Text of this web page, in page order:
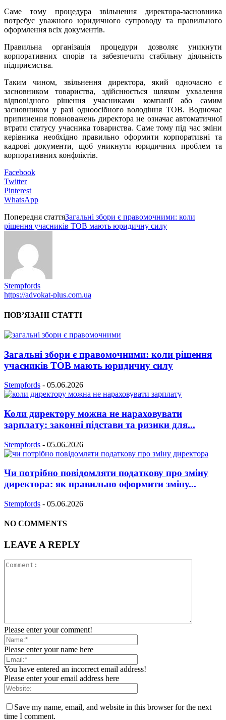
Саме тому процедура звільнення директора-засновника
потребує уважного юридичного супроводу та правильного
оформлення всіх документів.
Правильна організація процедури дозволяє уникнути
корпоративних спорів та забезпечити стабільну діяльність
підприємства.
Таким чином, звільнення директора, який одночасно є
засновником товариства, здійснюється шляхом ухвалення
відповідного рішення учасниками компанії або самим
засновником у разі одноосібного володіння ТОВ. Водночас
припинення повноважень директора не означає автоматичної
втрати статусу учасника товариства. Саме тому під час зміни
керівника необхідно правильно оформити корпоративні та
кадрові документи, щоб уникнути юридичних проблем та
корпоративних конфліктів.
Facebook
Twitter
Pinterest
WhatsApp
Попередня статтяЗагальні збори є правомочними: коли
рішення учасників ТОВ мають юридичну силу
Stempfords
https://advokat-plus.com.ua
ПОВ’ЯЗАНІ СТАТТІ
Загальні збори є правомочними: коли рішення
учасників ТОВ мають юридичну силу
Stempfords - 05.06.2026
Коли директору можна не нараховувати
зарплату: законні підстави та ризики для...
Stempfords - 05.06.2026
Чи потрібно повідомляти податкову про зміну
директора: як правильно оформити зміну...
Stempfords - 05.06.2026
NO COMMENTS
LEAVE A REPLY
Please enter your comment!
Please enter your name here
You have entered an incorrect email address!
Please enter your email address here
Save my name, email, and website in this browser for the next
time I comment.